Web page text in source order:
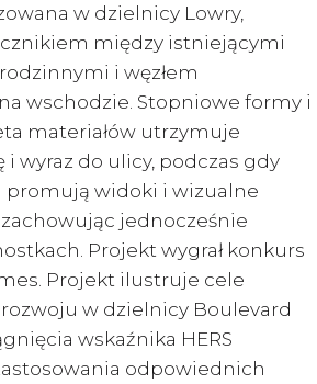
w dzielnicy Lowry,
między istniejącymi
i węzłem
wschodzie. Stopniowe formy i
materiałów utrzymuje
wyraz do ulicy, podczas gdy
promują widoki i wizualne
zachowując jednocześnie
Projekt wygrał konkurs
Projekt ilustruje cele
w dzielnicy Boulevard
wskaźnika HERS
odpowiednich